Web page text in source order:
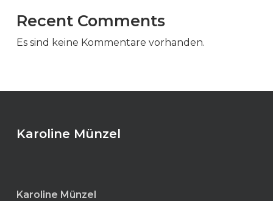
Recent Comments
Es sind keine Kommentare vorhanden.
Karoline Münzel
Karoline Münzel